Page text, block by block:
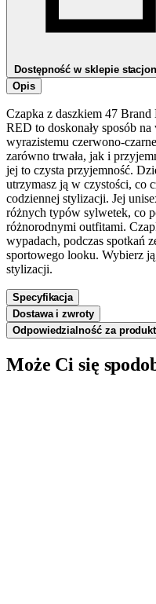
Dostępność w sklepie
Opis
Czapka z daszkiem 47
RED to doskonały sposób
wyrazistemu czerwono-
zarówno trwała, jak i
jej to czysta przyjemność.
utrzymasz ją w czystości, co
codziennej stylizacji. Jej
różnych typów sylwetek, co
różnorodnymi outfitami.
wypadach, podczas spotkań
sportowego looku. Wybierz
stylizacji.
Specyfikacja
Dostawa i zwroty
Odpowiedzialność za produkt
Może Ci się